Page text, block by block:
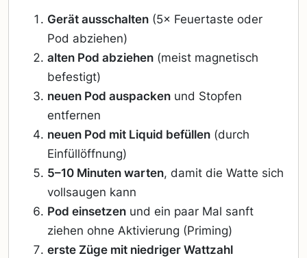
Gerät ausschalten (5× Feuertaste oder
Pod abziehen)
alten Pod abziehen (meist magnetisch
befestigt)
neuen Pod auspacken und Stopfen
entfernen
neuen Pod mit Liquid befüllen (durch
Einfüllöffnung)
5–10 Minuten warten, damit die Watte sich
vollsaugen kann
Pod einsetzen und ein paar Mal sanft
ziehen ohne Aktivierung (Priming)
erste Züge mit niedriger Wattzahl